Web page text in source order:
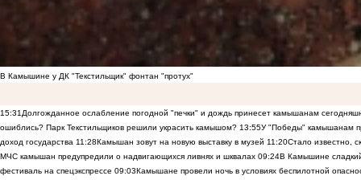
В Камышине у ДК "Текстильщик" фонтан "протух"
15:31 Долгожданное ослабление погодной "печки" и дождь принесет камышанам
ошиблись? Парк Текстильщиков решили украсить камышом? 13:55У "Победы" камышанам
доход государства 11:28Камышан зовут на новую выставку в музей 11:20Стало известно,
МЧС камышан предупредили о надвигающихся ливнях и шквалах 09:24В Камышине
фестиваль на спецэкспрессе 09:03Камышане провели ночь в условиях беспилотной